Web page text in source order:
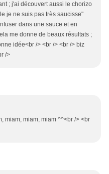
; j'ai découvert aussi le chorizo
je ne suis pas très saucisse"
dans une sauce et en
me donne de beaux résultats ;
idée<br /> <br /> <br /> biz
/>
miam, miam, miam ^^<br /> <br